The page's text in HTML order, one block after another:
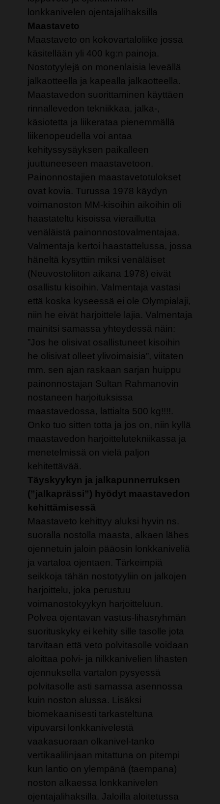
lonkkanivelen ojentajalihaksilla
Maastaveto
Maastaveto on kokovartaloliike jossa
käsitellään yli 400 kg:n painoja.
Nostotyylejä on monenlaisia leveällä
jalkaotteella ja kapealla jalkaotteella.
Maastavedon suorittaminen käyttäen
rinnallevedon tekniikkaa, jalka-,
käsiotetta ja liikerataa pienemmällä
liikenopeudella voi antaa
kehityssysäyksen paikalleen
juuttuneeseen maastavetoon.
Painonnostajien maastavetotulokset
ovat kovia. Turussa 1978 käydyn
voimanoston MM-kisoihin aikoihin oli
haastateltu kisoissa vieraillutta
venäläistä painonnostovalmentajaa.
Valmentaja kertoi haastattelussa, jossa
häneltä kysyttiin miksi venäläiset
(Neuvostoliiton aikana 1978) eivät
osallistu kisoihin. Valmentaja vastasi
että koska kyseessä ei ole Olympialaji,
niin he eivät harjoittele lajia. Valmentaja
mainitsi samassa yhteydessä näin:
”Jos he olisivat osallistuneet kisoihin
he olisivat olleet ylivoimaisia”, viitaten
mm. sen ajan raskaan sarjan huippu
painonnostajan Sultan Rahmanovin
nostaneen harjoituksissa
maastavedossa, lattialta 500 kg!!!!.
Onko tuo sitten totta ja jos on, niin kyllä
maastavedon harjoittelutekniikassa ja
menetelmissä on vielä paljon
kehitettävää.
Täyskyykyn ja jalkapunnerruksen
(”jalkaprässi”) hyödyt maastavedon
kehittämisessä
Maastaveto kehittyy aluksi hyvin ns.
suoralla nostolla maasta, alkaen lähes
ojennetuin jaloin pääosin lonkkaniveliä
ja vartaloa ojentaen. Tärkeimpiä
seikkoja tähän nostotyyliin on jalkojen
harjoittelu, joka perustuu
voimanostokyykyn harjoitteluun.
Polvea ojentavan vastus-lihasryhmän
suorituskyky ei kehity sille tasolle jota
tarvitaan että veto polvitasolle voidaan
aloittaa polvi- ja nilkkanivelien lihasten
ojennuksella vartalon pysyessä
polvitasolle asti samassa asennossa
kuin noston alussa. Lisäksi
biomekaanisesti tarkasteltuna
vipuvarsi lonkkanivelestä
vaakasuoraan olkanivel-tanko
vertikaalilinjaan mitattuna on pitempi
kun lantio on ylempänä (taempana)
noston alkaessa lonkkanivelen
ojentajalihaksilla. Jaloilla aloitetussa